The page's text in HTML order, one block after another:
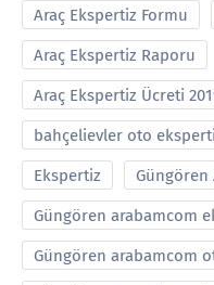
Araç Ekspertiz Formu
Araç Ekspertiz Raporu
Araç Ekspertiz Ücreti
bahçelievler oto
Ekspertiz Güngören
Güngören arabamcom
Güngören arabamcom